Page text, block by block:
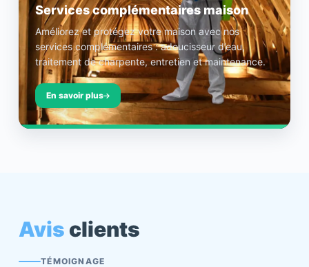
Services complémentaires maison
Améliorez et protégez votre maison avec nos
services complémentaires : adoucisseur d’eau,
traitement de charpente, entretien et maintenance.
En savoir plus
Avis clients
TÉMOIGNAGE